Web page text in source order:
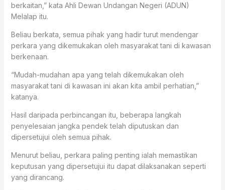
berkaitan,” kata Ahli Dewan Undangan Negeri (ADUN)
Melalap itu.
Beliau berkata, semua pihak yang hadir turut mendengar
perkara yang dikemukakan oleh masyarakat tani di kawasan
berkenaan.
“Mudah-mudahan apa yang telah dikemukakan oleh
masyarakat tani di kawasan ini akan kita ambil perhatian,”
katanya.
Hasil daripada perbincangan itu, beberapa langkah
penyelesaian jangka pendek telah diputuskan dan
dipersetujui oleh semua pihak.
Menurut beliau, perkara paling penting ialah memastikan
keputusan yang dipersetujui itu dapat dilaksanakan seperti
yang dirancang.